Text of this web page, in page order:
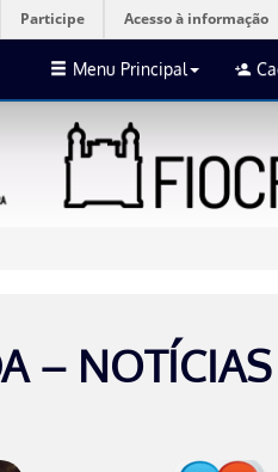
Participe Acesso à informação
Menu Principal
– NOTÍCIAS